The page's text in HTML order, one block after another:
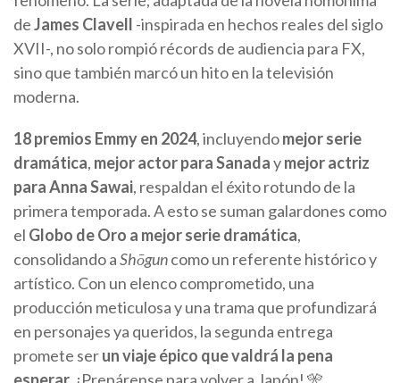
deJames Clavell -inspirada en hechos reales del siglo
XVII-, no solo rompió récords de audiencia para FX,
sino que también marcó un hito en la televisión
moderna.
18 premios Emmy en 2024, incluyendomejor serie
dramática, mejor actor para Sanadaymejor actriz
para Anna Sawai, respaldan el éxito rotundo de la
primera temporada. A esto se suman galardones como
el Globo de Oro a mejor serie dramática,
consolidando aShōguncomo un referente histórico y
artístico. Con un elenco comprometido, una
producción meticulosa y una trama que profundizará
en personajes ya queridos, la segunda entrega
promete serun viaje épico que valdrá la pena